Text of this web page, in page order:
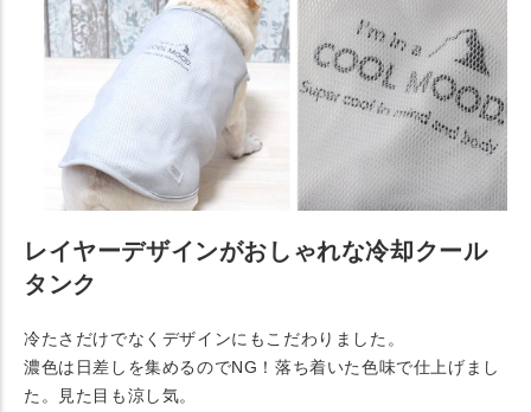
レイヤーデザインがおしゃれな冷却クール
タンク
冷たさだけでなくデザインにもこだわりました。
濃色は日差しを集めるのでNG！落ち着いた色味で仕上げまし
た。見た目も涼し気。